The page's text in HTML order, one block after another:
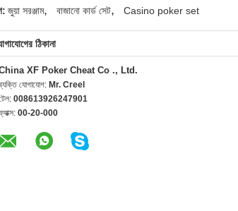
জুয়া সরঞ্জাম, বাজানো কার্ড সেট, Casino poker set
ঠিকানা
XF Poker Cheat Co ., Ltd.
যোগাযোগ: Mr. Creel
008613926247901
00-20-000